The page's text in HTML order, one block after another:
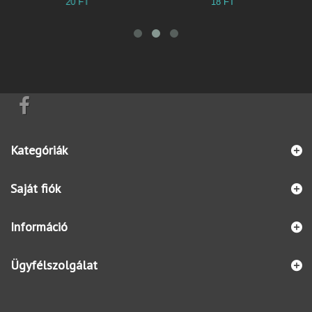
Kategóriák
Saját fiók
Információ
Ügyfélszolgálat